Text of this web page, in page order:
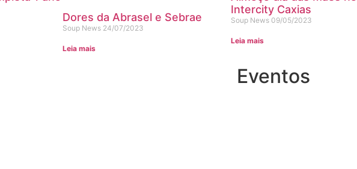
Dores da Abrasel e Sebrae
Soup News 24/07/2023
Leia mais
Intercity Caxias
Soup News 09/05/2023
Leia mais
Eventos